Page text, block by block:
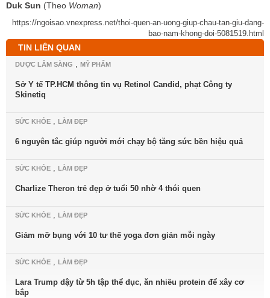
Duk Sun (Theo Woman)
https://ngoisao.vnexpress.net/thoi-quen-an-uong-giup-chau-tan-giu-dang-
bao-nam-khong-doi-5081519.html
TIN LIÊN QUAN
DƯỢC LÂM SÀNG , MỸ PHẨM
Sở Y tế TP.HCM thông tin vụ Retinol Candid, phạt Công ty
Skinetiq
SỨC KHỎE , LÀM ĐẸP
6 nguyên tắc giúp người mới chạy bộ tăng sức bền hiệu quả
SỨC KHỎE , LÀM ĐẸP
Charlize Theron trẻ đẹp ở tuổi 50 nhờ 4 thói quen
SỨC KHỎE , LÀM ĐẸP
Giảm mỡ bụng với 10 tư thế yoga đơn giản mỗi ngày
SỨC KHỎE , LÀM ĐẸP
Lara Trump dậy từ 5h tập thể dục, ăn nhiều protein để xây cơ
bắp